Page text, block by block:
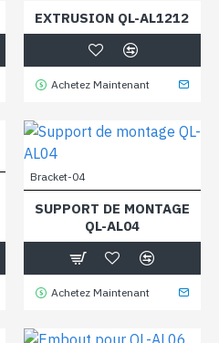
EXTRUSION QL-AL1212
Achetez Maintenant
Bracket-04
SUPPORT DE MONTAGE
QL-AL04
Achetez Maintenant